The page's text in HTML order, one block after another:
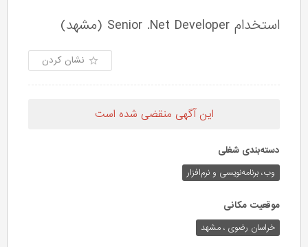
استخدام Senior .Net Developer (مشهد)
نشان کردن
این آگهی منقضی شده است
دسته‌بندی شغلی
وب،‌ برنامه‌نویسی و نرم‌افزار
موقعیت مکانی
خراسان رضوی ، مشهد